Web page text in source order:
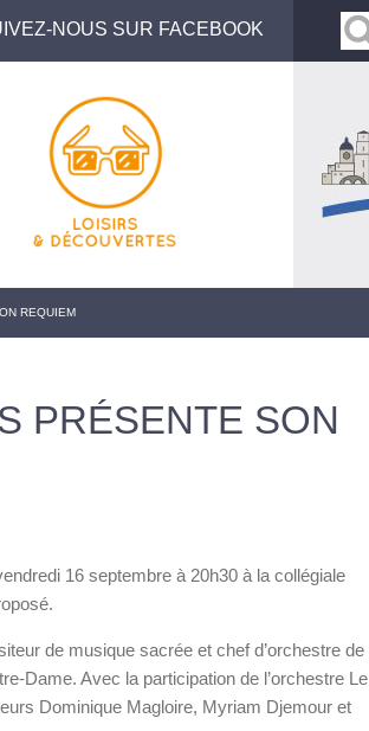
NOUS SUR FACEBOOK
REQUIEM
PRÉSENTE SON
16 septembre à 20h30 à la collégiale
de musique sacrée et chef d’orchestre de
Dame. Avec la participation de l’orchestre Le
Dominique Magloire, Myriam Djemour et